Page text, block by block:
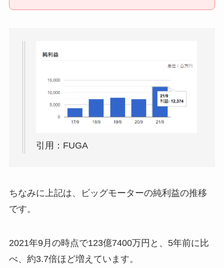
引用：FUGA
ちなみに上記は、ビッグモーターの純利益の推移
です。
2021年9月の時点で123億7400万円と、5年前に比
べ、約3.7倍ほど増えています。